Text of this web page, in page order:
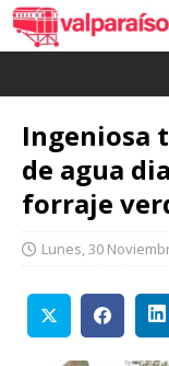
Ingeniosa
de agua
forraje
Lunes, 30